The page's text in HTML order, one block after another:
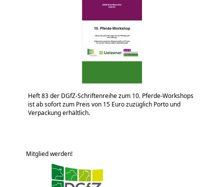
Heft 83 der DGfZ-Schriftenreihe zum 10. Pferde-Workshops
ist ab sofort zum Preis von 15 Euro zuzüglich Porto und
Verpackung erhältlich.
Mitglied werden!